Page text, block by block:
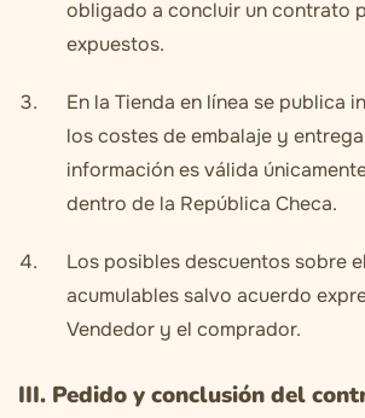
obligado a concluir un contrato
expuestos.
En la Tienda en línea se publica
los costes de embalaje y
información es válida
dentro de la República Checa.
Los posibles descuentos sobre
acumulables salvo acuerdo
Vendedor y el comprador.
III. Pedido y conclusión del